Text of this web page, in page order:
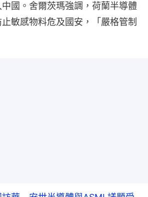
中國。舍爾茨瑪強調，荷蘭半導體
敏感物料危及國安，「嚴格管制